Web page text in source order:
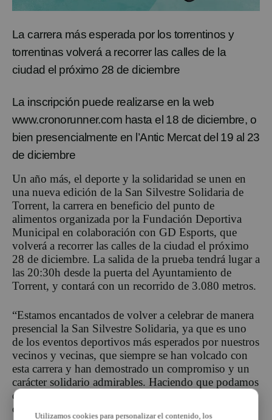
La carrera más esperada por los torrentinos y
torrentinas volverá a recorrer las calles de la
ciudad el próximo 28 de diciembre
La inscripción puede realizarse en la web
www.cronorunner.com hasta el 18 de diciembre, o
bien presencialmente en l’Antic Mercat del 19 al 23
de diciembre
Un año más, el deporte y la solidaridad se unen en
una nueva edición de la San Silvestre Solidaria de
Torrent, la carrera en beneficio del punto de
alimentos organizada por la Fundación Deportiva
Municipal en colaboración con GD Esports, que
volverá a recorrer las calles de la ciudad el próximo
28 de diciembre. La salida de la prueba tendrá lugar a
las 20:30h desde la puerta del Ayuntamiento de
Torrent, y contará con un recorrido de 3.080 metros.
“Estamos encantados de volver a celebrar de manera
presencial la San Silvestre Solidaria, ya que es uno
de los eventos deportivos más esperados por nuestros
vecinos y vecinas, que siempre se han volcado con
esta carrera y han demostrado un compromiso y un
carácter solidario admirables. Haciendo que podamos
decir orgullosos que Torrent Viu l’Esport”, explica la
concejala de Deportes, Susi Ferrer.
Utilizamos cookies para personalizar el contenido, los